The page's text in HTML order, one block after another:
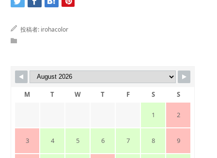
投稿者: irohacolor
M T W T F S S
1 2
3 4 5 6 7 8 9